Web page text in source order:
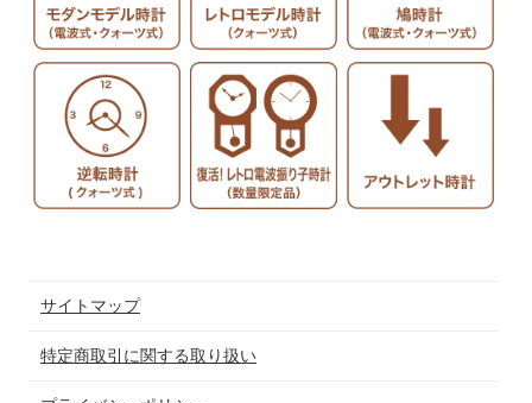
サイトマップ
特定商取引に関する取り扱い